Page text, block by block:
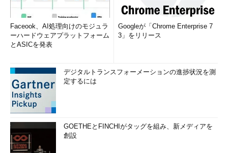
Faceook、AI処理向けのモジュラ
ーハードウェアプラットフォーム
とASICを発表
Googleが「Chrome Enterprise 7
3」をリリース
デジタルトランスフォーメーションの進捗状況を測
定するには
GOETHEとFINCHIがタッグを組み、新メディアを
創設